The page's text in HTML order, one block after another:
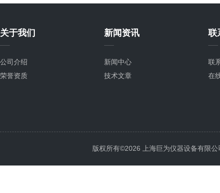
关于我们
公司介绍
荣誉资质
新闻资讯
新闻中心
技术文章
联
联
在
版权所有©2026 上海巨为仪器设备有限